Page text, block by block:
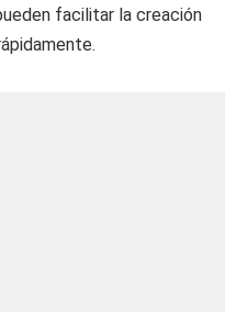
facilitar la creación